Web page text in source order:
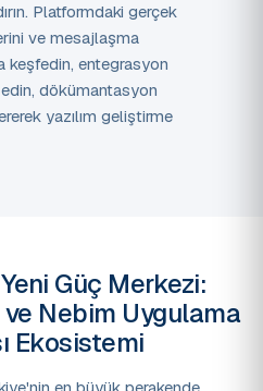
Platformdaki gerçek
ve mesajlaşma
keşfedin, entegrasyon
edin, dökümantasyon
yazılım geliştirme
Güç Merkezi:
Nebim Uygulama
Ekosistemi